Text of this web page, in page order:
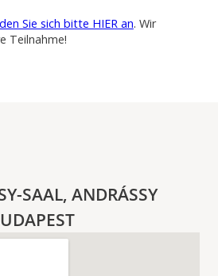
Sie sich bitte HIER an. Wir
Teilnahme!
SAAL, ANDRÁSSY